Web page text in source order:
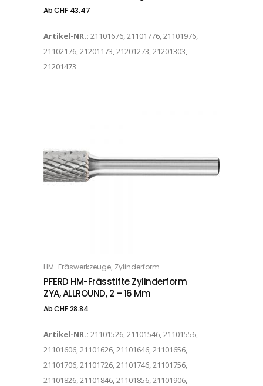
AbCHF43.47
Artikel-NR.: 21101676, 21101776, 21101976,
21102176, 21201173, 21201273, 21201303,
21201473
OPTIONS
HM-Fräswerkzeuge, Zylinderform
PFERD HM-Frässtifte Zylinderform
ZYA, ALLROUND, 2 – 16 Mm
AbCHF28.84
Artikel-NR.: 21101526, 21101546, 21101556,
21101606, 21101626, 21101646, 21101656,
21101706, 21101726, 21101746, 21101756,
21101826, 21101846, 21101856, 21101906,